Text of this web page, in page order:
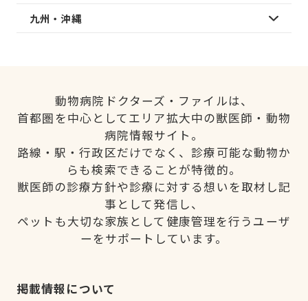
九州・沖縄
動物病院ドクターズ・ファイルは、
首都圏を中心としてエリア拡大中の獣医師・動物
病院情報サイト。
路線・駅・行政区だけでなく、診療可能な動物か
らも検索できることが特徴的。
獣医師の診療方針や診療に対する想いを取材し記
事として発信し、
ペットも大切な家族として健康管理を行うユーザ
ーをサポートしています。
掲載情報について